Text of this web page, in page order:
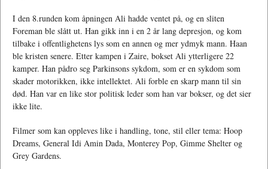
I den 8.runden kom åpningen Ali hadde ventet på, og en sliten
Foreman ble slått ut. Han gikk inn i en 2 år lang depresjon, og kom
tilbake i offentlighetens lys som en annen og mer ydmyk mann. Haan
ble kristen senere. Etter kampen i Zaire, bokset Ali ytterligere 22
kamper. Han pådro seg Parkinsons sykdom, som er en sykdom som
skader motorikken, ikke intellektet. Ali forble en skarp mann til sin
død. Han var en like stor politisk leder som han var bokser, og det sier
ikke lite.
Filmer som kan oppleves like i handling, tone, stil eller tema: Hoop
Dreams, General Idi Amin Dada, Monterey Pop, Gimme Shelter og
Grey Gardens.